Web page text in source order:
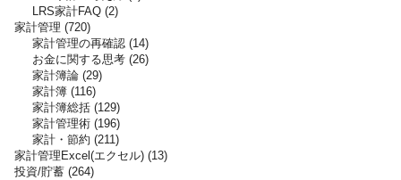
LRS家計FAQ 2
家計管理 720
家計管理の再確認 14
お金に関する思考 26
家計簿論 29
家計簿 116
家計簿総括 129
家計管理術 196
家計・節約 211
家計管理Excel(エクセル) 13
投資/貯蓄 264